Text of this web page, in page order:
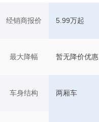
经销商报价
最大降幅
车身结构
5.99万起
暂无降价优惠
两厢车